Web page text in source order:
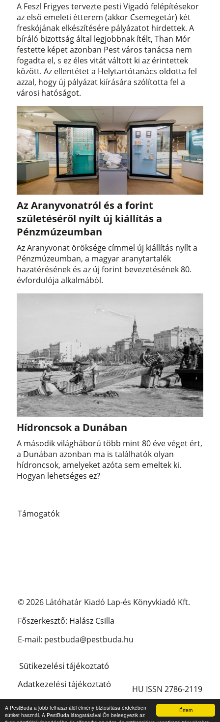
Értem
A PestBuda a jobb felhasználói élmény biztosítása érdekében
sütiket használ. A PestBuda látogatásával Ön beleegyezik az
A Feszl Frigyes tervezte pesti Vigadó felépítésekor
az első emeleti étterem (akkor Csemegetár) két
freskójának elkészítésére pályázatot hirdettek. A
bíráló bizottság által legjobbnak ítélt, Than Mór
festette képet azonban Pest város tanácsa nem
fogadta el, s ez éles vitát váltott ki az érintettek
között. Az ellentétet a Helytartótanács oldotta fel
azzal, hogy új pályázat kiírására szólította fel a
városi hatóságot.
Az Aranyvonatról és a forint
születéséről nyílt új kiállítás a
Pénzmúzeumban
Az Aranyvonat öröksége címmel új kiállítás nyílt a
Pénzmúzeumban, a magyar aranytartalék
hazatérésének és az új forint bevezetésének 80.
évfordulója alkalmából.
Hídroncsok a Dunában
A második világháború több mint 80 éve véget ért,
a Dunában azonban ma is találhatók olyan
hídroncsok, amelyeket azóta sem emeltek ki.
Hogyan lehetséges ez?
Támogatók
© 2026 Látóhatár Kiadó Lap-és Könyvkiadó Kft.
Főszerkesztő: Halász Csilla
E-mail: pestbuda@pestbuda.hu
Sütikezelési tájékoztató
Adatkezelési tájékoztató
Impresszum
HU ISSN 2786-2119